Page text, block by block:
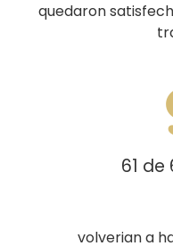
quedaron
61
volverian a